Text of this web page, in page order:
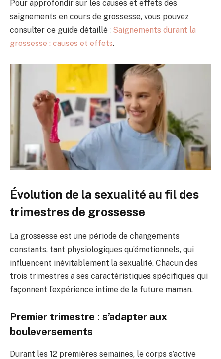
Pour approfondir sur les causes et effets des
saignements en cours de grossesse, vous pouvez
consulter ce guide détaillé : Saignements durant la
grossesse : causes et effets.
Évolution de la sexualité au fil des
trimestres de grossesse
La grossesse est une période de changements
constants, tant physiologiques qu’émotionnels, qui
influencent inévitablement la sexualité. Chacun des
trois trimestres a ses caractéristiques spécifiques qui
façonnent l’expérience intime de la future maman.
Premier trimestre : s’adapter aux
bouleversements
Durant les 12 premières semaines, le corps s’active